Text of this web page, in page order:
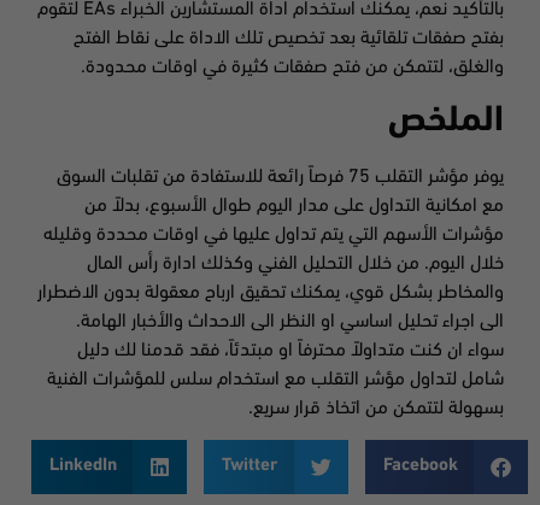
بالتأكيد نعم، يمكنك استخدام اداة المستشارين الخبراء EAs لتقوم
بفتح صفقات تلقائية بعد تخصيص تلك الاداة على نقاط الفتح
والغلق، لتتمكن من فتح صفقات كثيرة في اوقات محدودة.
الملخص
يوفر مؤشر التقلب 75 فرصاً رائعة للاستفادة من تقلبات السوق
مع امكانية التداول على مدار اليوم طوال الأسبوع، بدلاً من
مؤشرات الأسهم التي يتم تداول عليها في اوقات محددة وقليله
خلال اليوم. من خلال التحليل الفني وكذلك ادارة رأس المال
والمخاطر بشكل قوي، يمكنك تحقيق ارباح معقولة بدون الاضطرار
الى اجراء تحليل اساسي او النظر الى الاحداث والأخبار الهامة.
سواء ان كنت متداولاً محترفاً او مبتدئاً، فقد قدمنا لك دليل
شامل لتداول مؤشر التقلب مع استخدام سلس للمؤشرات الفنية
بسهولة لتتمكن من اتخاذ قرار سريع.
Facebook
Twitter
LinkedIn